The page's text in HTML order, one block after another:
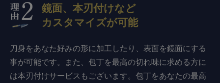
鏡面、本刃付けなど
カスタマイズが可能
刀身をあなた好みの形に加工したり、表面を鏡面にする
事が可能です。また、包丁を最高の切れ味に求める方に
は本刃付けサービスもございます。包丁をあなたの最高